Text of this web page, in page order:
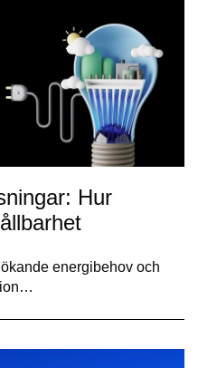
Hur
ökande energibehov och